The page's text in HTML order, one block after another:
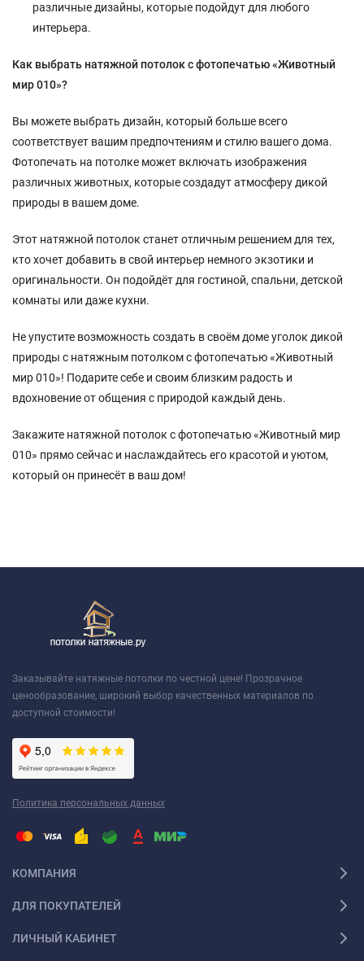
различные дизайны, которые подойдут для любого
интерьера.
Как выбрать натяжной потолок с фотопечатью «Животный
мир 010»?
Вы можете выбрать дизайн, который больше всего
соответствует вашим предпочтениям и стилю вашего дома.
Фотопечать на потолке может включать изображения
различных животных, которые создадут атмосферу дикой
природы в вашем доме.
Этот натяжной потолок станет отличным решением для тех,
кто хочет добавить в свой интерьер немного экзотики и
оригинальности. Он подойдёт для гостиной, спальни, детской
комнаты или даже кухни.
Не упустите возможность создать в своём доме уголок дикой
природы с натяжным потолком с фотопечатью «Животный
мир 010»! Подарите себе и своим близким радость и
вдохновение от общения с природой каждый день.
Закажите натяжной потолок с фотопечатью «Животный мир
010» прямо сейчас и наслаждайтесь его красотой и уютом,
который он принесёт в ваш дом!
Заказывайте натяжные потолки по честной цене! Прозрачное
ценообразование, широкий выбор качественных материалов по
доступной стоимости!
Политика персональных данных
КОМПАНИЯ
ДЛЯ ПОКУПАТЕЛЕЙ
ЛИЧНЫЙ КАБИНЕТ